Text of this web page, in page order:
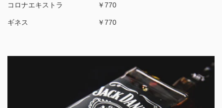
コロナエキストラ ￥770
ギネス ￥770